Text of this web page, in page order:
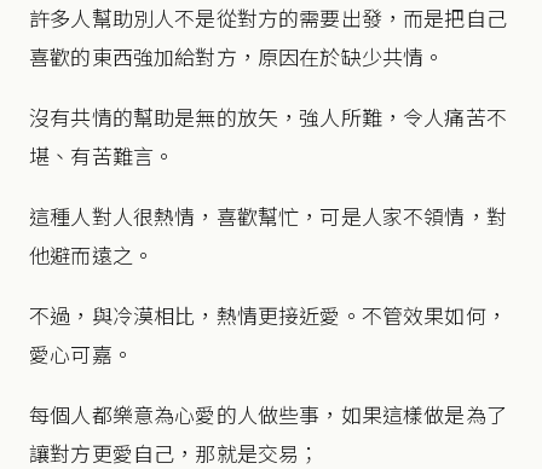
許多人幫助別人不是從對方的需要出發，而是把自己
喜歡的東西強加給對方，原因在於缺少共情。
沒有共情的幫助是無的放矢，強人所難，令人痛苦不
堪、有苦難言。
這種人對人很熱情，喜歡幫忙，可是人家不領情，對
他避而遠之。
不過，與冷漠相比，熱情更接近愛。不管效果如何，
愛心可嘉。
每個人都樂意為心愛的人做些事，如果這樣做是為了
讓對方更愛自己，那就是交易；